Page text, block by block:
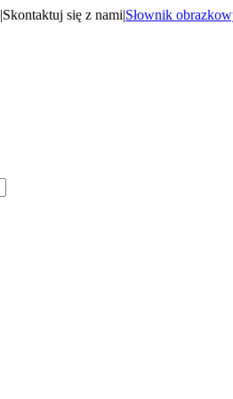
|Skontaktuj się z nami|Słownik